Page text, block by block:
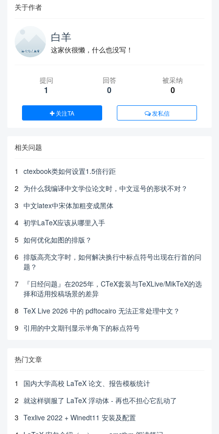
关于作者
白羊
这家伙很懒，什么也没写！
提问
1
回答
0
被采纳
0
关注TA 发私信
相关问题
1
ctexbook类如何设置1.5倍行距
2 为什么我编译中文学位论文时，中文逗号的形状不对？
3 中文latex中宋体加粗变成黑体
4 初学LaTeX应该从哪里入手
5 如何优化如图的排版？
6 排版高亮文字时，如何解决换行中标点符号出现在行首的问
题？
7
『日经问题』在2025年，CTeX套装与TeXLive/MikTeX的选
择和适用投稿场景的差异
8 TeX Live 2026 中的 pdftocairo 无法正常处理中文？
9 引用的中文期刊显示半角下的标点符号
热门文章
1
国内大学高校 LaTeX 论文、报告模板统计
2 就这样驯服了 LaTeX 浮动体 - 再也不担心它乱动了
3 Texlive 2022 + Winedt11 安装及配置